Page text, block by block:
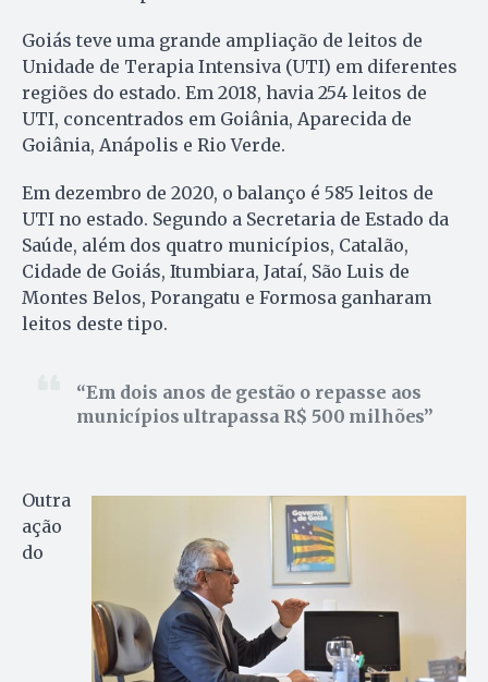
Goiás teve uma grande ampliação de leitos de
Unidade de Terapia Intensiva (UTI) em diferentes
regiões do estado. Em 2018, havia 254 leitos de
UTI, concentrados em Goiânia, Aparecida de
Goiânia, Anápolis e Rio Verde.
Em dezembro de 2020, o balanço é 585 leitos de
UTI no estado. Segundo a Secretaria de Estado da
Saúde, além dos quatro municípios, Catalão,
Cidade de Goiás, Itumbiara, Jataí, São Luis de
Montes Belos, Porangatu e Formosa ganharam
leitos deste tipo.
Em dois anos de gestão o repasse aos
municípios ultrapassa R$ 500 milhões
Outra
ação
do